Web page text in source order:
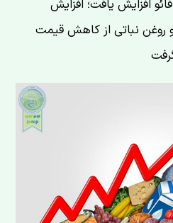
افزایش یافت؛ افزایش
نباتی از کاهش قیمت